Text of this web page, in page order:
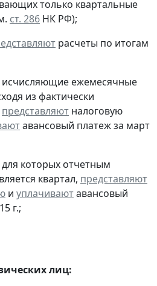
только квартальные
ст. 286 НК РФ);
расчеты по итогам
исчисляющие ежемесячные
из фактически
представляют налоговую
авансовый платеж за март
которых отчетным
квартал, представляют
и уплачиваютавансовый
г.;
лиц: